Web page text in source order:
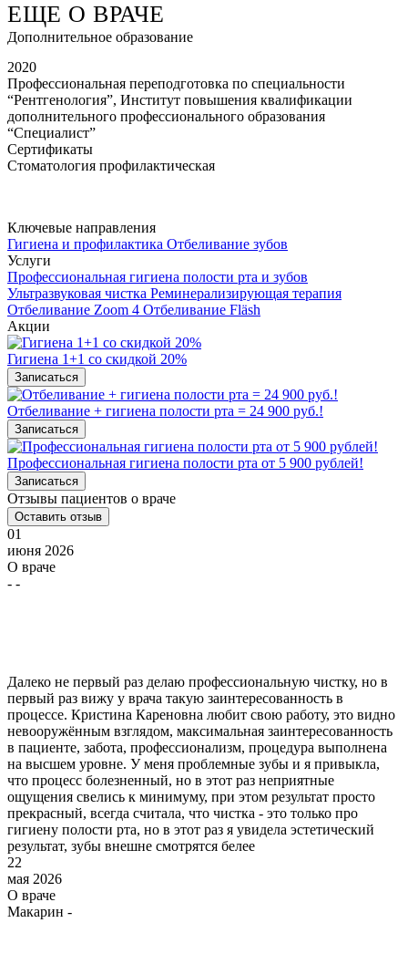
ЕЩЕ О ВРАЧЕ
Дополнительное образование
2020
Профессиональная переподготовка по специальности
“Рентгенология”, Институт повышения квалификации
дополнительного профессионального образования
“Специалист”
Сертификаты
Стоматология профилактическая
Ключевые направления
Гигиена и профилактика Отбеливание зубов
Услуги
Профессиональная гигиена полости рта и зубов
Ультразвуковая чистка Реминерализирующая терапия
Отбеливание Zoom 4 Отбеливание Fläsh
Акции
Гигиена 1+1 со скидкой 20%
Записаться
Отбеливание + гигиена полости рта = 24 900 руб.!
Записаться
Профессиональная гигиена полости рта от 5 900 рублей!
Записаться
Отзывы пациентов о враче
Оставить отзыв
01
июня 2026
О враче
- -
Далеко не первый раз делаю профессиональную чистку, но в
первый раз вижу у врача такую заинтересованность в
процессе. Кристина Кареновна любит свою работу, это видно
невооружённым взглядом, максимальная заинтересованность
в пациенте, забота, профессионализм, процедура выполнена
на высшем уровне. У меня проблемные зубы и я привыкла,
что процесс болезненный, но в этот раз неприятные
ощущения свелись к минимуму, при этом результат просто
прекрасный, всегда считала, что чистка - это только про
гигиену полости рта, но в этот раз я увидела эстетический
результат, зубы внешне смотрятся белее
22
мая 2026
О враче
Макарин -